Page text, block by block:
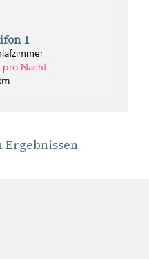
1
pro Nacht
Ergebnissen